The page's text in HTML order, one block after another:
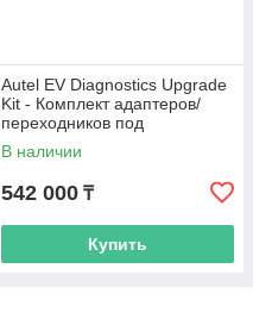
Autel EV Diagnostics Upgrade
Kit - Комплект адаптеров/
переходников под
диагностику электромобилей
В наличии
542 000 ₸
Купить